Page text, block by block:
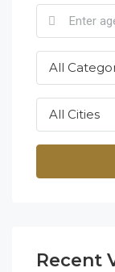
All
All Cities
Recent